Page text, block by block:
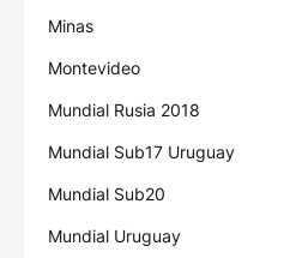
Minas
Montevideo
Mundial Rusia 2018
Mundial Sub17 Uruguay
Mundial Sub20
Mundial Uruguay